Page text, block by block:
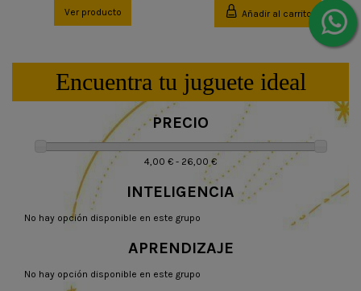
Ver producto Añadir al carrito
Encuentra tu juguete ideal
PRECIO
4,00 € - 26,00 €
INTELIGENCIA
No hay opción disponible en este grupo
APRENDIZAJE
No hay opción disponible en este grupo